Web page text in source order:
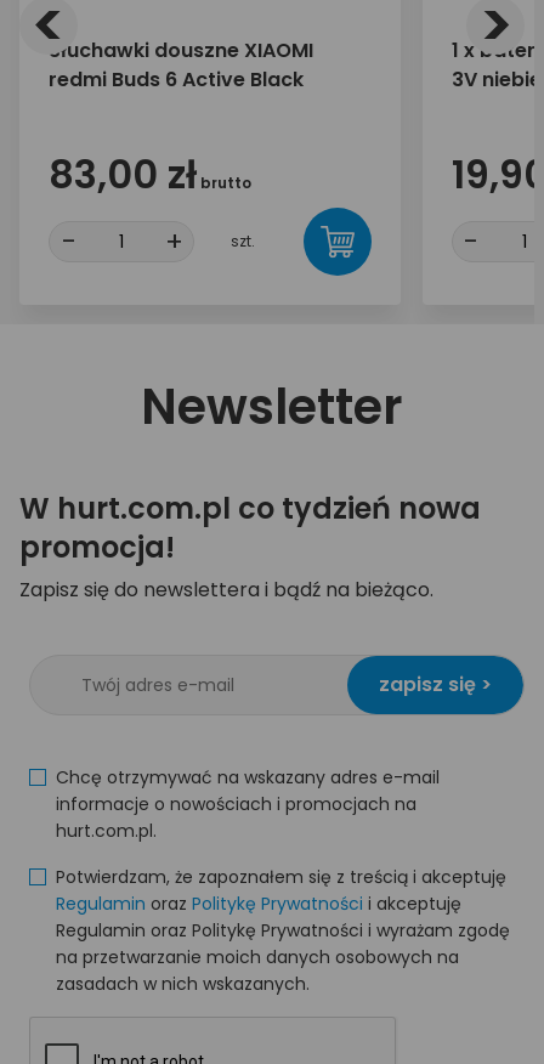
Słuchawki douszne XIAOMI
redmi Buds 6 Active Black
83,00 zł brutto
- + szt.
1 x
3V
-
< >
Newsletter
W hurt.com.pl co tydzień nowa
promocja!
Zapisz się do newslettera i bądź na bieżąco.
zapisz się >
Chcę otrzymywać na wskazany adres e-mail
informacje o nowościach i promocjach na
hurt.com.pl.
Potwierdzam, że zapoznałem się z treścią i akceptuję
Regulamin oraz Politykę Prywatności i akceptuję
Regulamin oraz Politykę Prywatności i wyrażam zgodę
na przetwarzanie moich danych osobowych na
zasadach w nich wskazanych.